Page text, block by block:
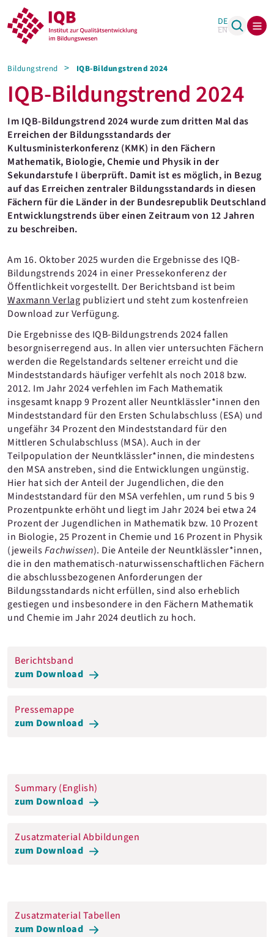
DE
EN
Bildungstrend IQB-Bildungstrend 2024
IQB-Bildungstrend 2024
Im IQB-Bildungstrend 2024 wurde zum dritten Mal das
Erreichen der Bildungsstandards der
Kultusministerkonferenz (KMK) in den Fächern
Mathematik, Biologie, Chemie und Physik in der
Sekundarstufe I überprüft. Damit ist es möglich, in Bezug
auf das Erreichen zentraler Bildungsstandards in diesen
Fächern für die Länder in der Bundesrepublik Deutschland
Entwicklungstrends über einen Zeitraum von 12 Jahren
zu beschreiben.
Am 16. Oktober 2025 wurden die Ergebnisse des IQB-
Bildungstrends 2024 in einer Pressekonferenz der
Öffentlichkeit vorgestellt. Der Berichtsband ist beim
Waxmann Verlag publiziert und steht zum kostenfreien
Download zur Verfügung.
Die Ergebnisse des IQB-Bildungstrends 2024 fallen
besorgniserregend aus. In allen vier untersuchten Fächern
werden die Regelstandards seltener erreicht und die
Mindeststandards häufiger verfehlt als noch 2018 bzw.
2012. Im Jahr 2024 verfehlen im Fach Mathematik
insgesamt knapp 9 Prozent aller Neuntklässler*innen den
Mindeststandard für den Ersten Schulabschluss (ESA) und
ungefähr 34 Prozent den Mindeststandard für den
Mittleren Schulabschluss (MSA). Auch in der
Teilpopulation der Neuntklässler*innen, die mindestens
den MSA anstreben, sind die Entwicklungen ungünstig.
Hier hat sich der Anteil der Jugendlichen, die den
Mindeststandard für den MSA verfehlen, um rund 5 bis 9
Prozentpunkte erhöht und liegt im Jahr 2024 bei etwa 24
Prozent der Jugendlichen in Mathematik bzw. 10 Prozent
in Biologie, 25 Prozent in Chemie und 16 Prozent in Physik
(jeweilsFachwissen). Die Anteile der Neuntklässler*innen,
die in den mathematisch-naturwissenschaftlichen Fächern
die abschlussbezogenen Anforderungen der
Bildungsstandards nicht erfüllen, sind also erheblich
gestiegen und insbesondere in den Fächern Mathematik
und Chemie im Jahr 2024 deutlich zu hoch.
Berichtsband
zum Download
Pressemappe
zum Download
Summary (English)
zum Download
Zusatzmaterial Abbildungen
zum Download
Zusatzmaterial Tabellen
zum Download